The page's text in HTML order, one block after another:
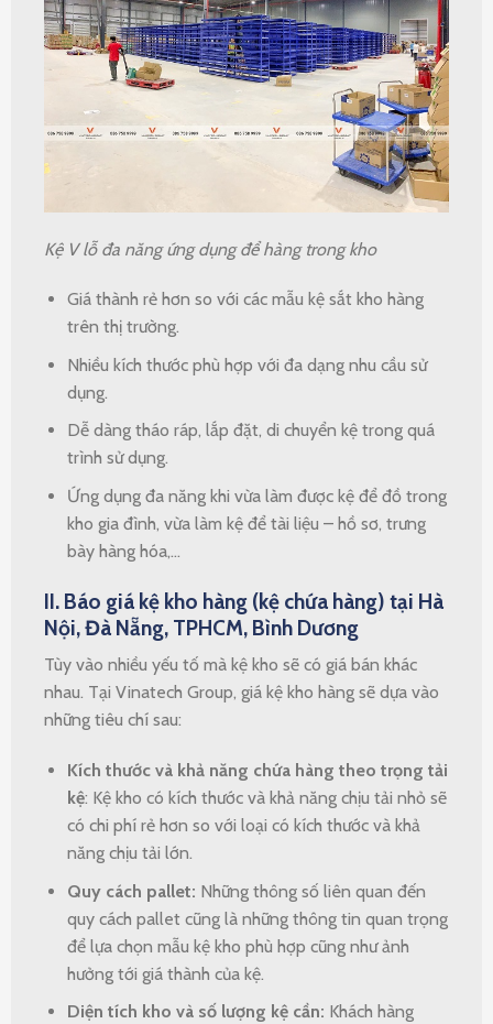
Kệ V lỗ đa năng ứng dụng để hàng trong kho
Giá thành rẻ hơn so với các mẫu kệ sắt kho hàng
trên thị trường.
Nhiều kích thước phù hợp với đa dạng nhu cầu sử
dụng.
Dễ dàng tháo ráp, lắp đặt, di chuyển kệ trong quá
trình sử dụng.
Ứng dụng đa năng khi vừa làm được kệ để đồ trong
kho gia đình, vừa làm kệ để tài liệu – hồ sơ, trưng
bày hàng hóa,…
II. Báo giá kệ kho hàng (kệ chứa hàng) tại Hà
Nội, Đà Nẵng, TPHCM, Bình Dương
Tùy vào nhiều yếu tố mà kệ kho sẽ có giá bán khác
nhau. Tại Vinatech Group, giá kệ kho hàng sẽ dựa vào
những tiêu chí sau:
Kích thước và khả năng chứa hàng theo trọng tải
kệ: Kệ kho có kích thước và khả năng chịu tải nhỏ sẽ
có chi phí rẻ hơn so với loại có kích thước và khả
năng chịu tải lớn.
Quy cách pallet: Những thông số liên quan đến
quy cách pallet cũng là những thông tin quan trọng
để lựa chọn mẫu kệ kho phù hợp cũng như ảnh
hưởng tới giá thành của kệ.
Diện tích kho và số lượng kệ cần: Khách hàng